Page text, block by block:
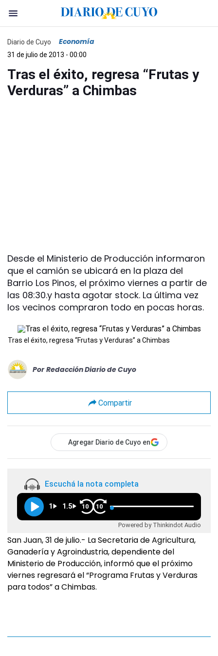
Diario de Cuyo Economía
31 de julio de 2013 - 00:00
Tras el éxito, regresa “Frutas y
Verduras” a Chimbas
Desde el Ministerio de Producción informaron
que el camión se ubicará en la plaza del
Barrio Los Pinos, el próximo viernes a partir de
las 08:30.y hasta agotar stock. La última vez
los vecinos compraron todo en pocas horas.
Tras el éxito, regresa “Frutas y Verduras” a Chimbas
Por Redacción Diario de Cuyo
Compartir
Agregar Diario de Cuyo en
Escuchá la nota completa
1 1.5 10 10
Powered by Thinkindot Audio
San Juan, 31 de julio.- La Secretaria de Agricultura,
Ganadería y Agroindustria, dependiente del
Ministerio de Producción, informó que el próximo
viernes regresará el “Programa Frutas y Verduras
para todos” a Chimbas.